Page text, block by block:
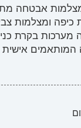
אבטחה
ומצלמות
בקרת